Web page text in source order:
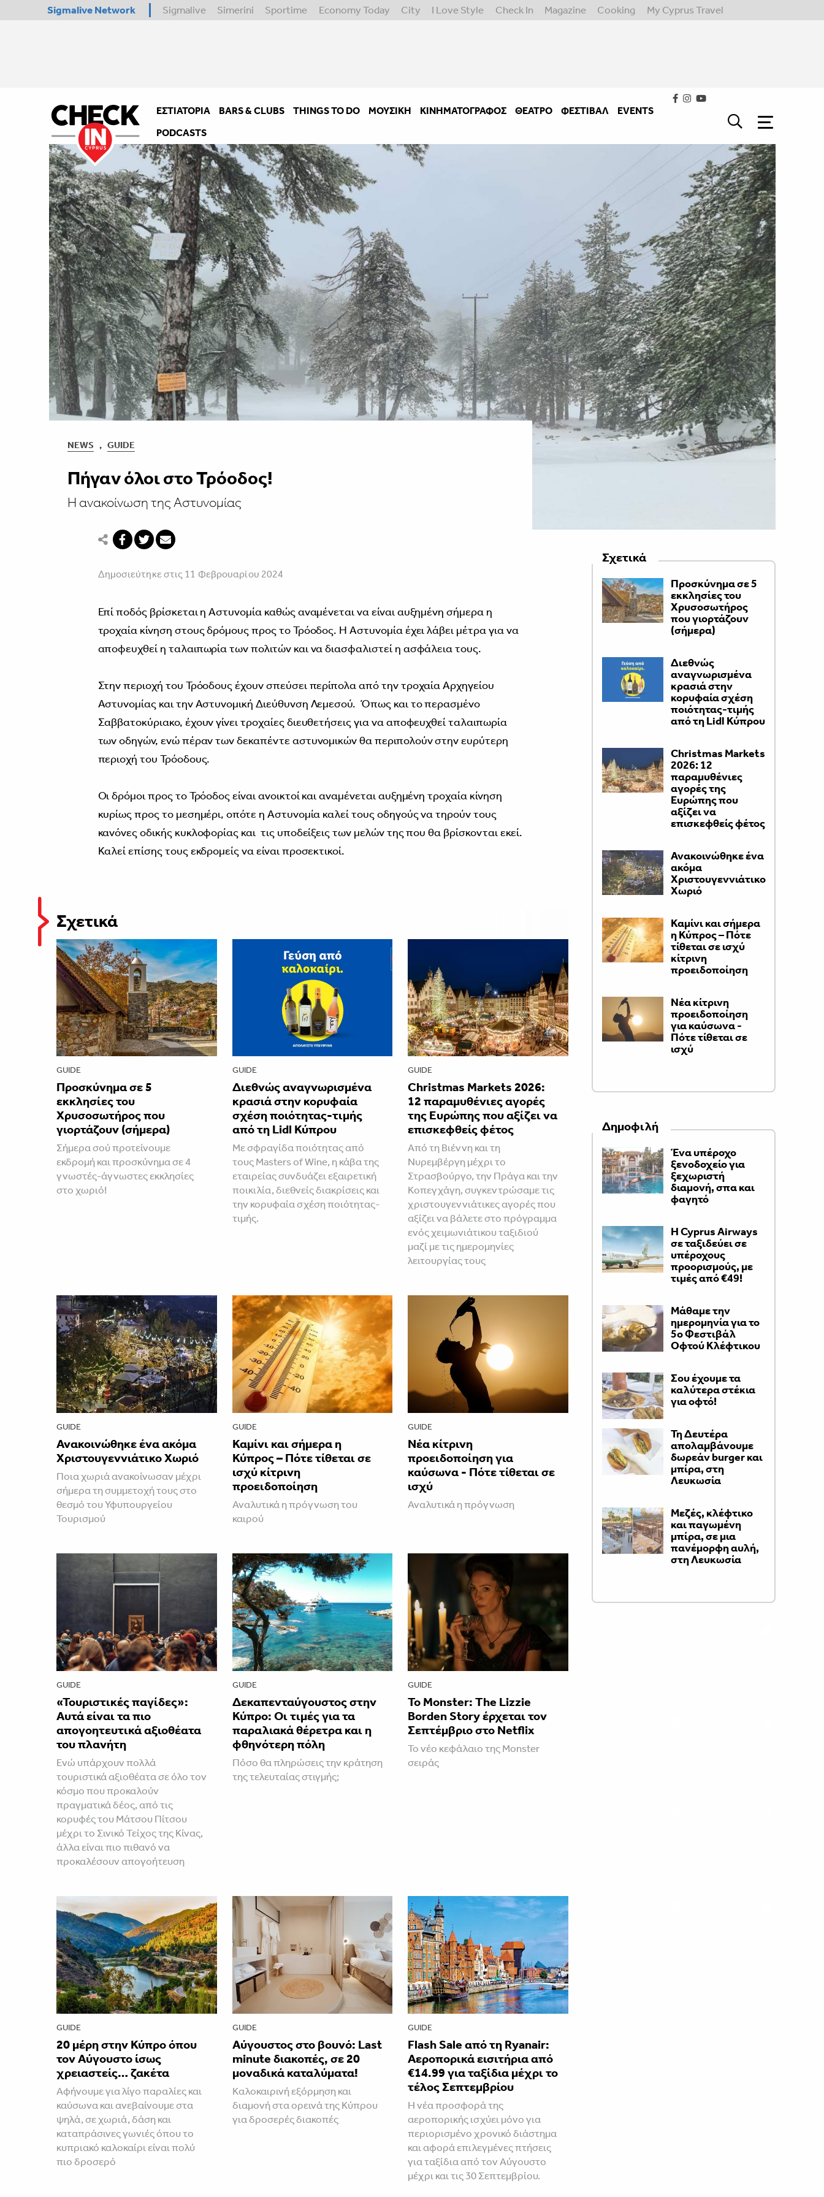
Sigmalive Network Sigmalive Simerini Sportime Economy Today City I Love Style Check In Magazine Cooking My Cyprus Travel
ΕΣΤΙΑΤΌΡΙΑ BARS & CLUBS THINGS TO DO ΜΟΥΣΙΚΉ ΚΙΝΗΜΑΤΟΓΡΆΦΟΣ ΘΈΑΤΡΟ ΦΕΣΤΙΒΑΛ
EVENTS
PODCASTS
NEWS , GUIDE
Πήγαν όλοι στο Τρόοδος!
Η ανακοίνωση της Αστυνομίας
Δημοσιεύτηκε στις 11 Φεβρουαρίου 2024
Επί ποδός βρίσκεται η Αστυνομία καθώς αναμένεται να είναι αυξημένη σήμερα η
τροχαία κίνηση στους δρόμους προς το Τρόοδος. Η Αστυνομία έχει λάβει μέτρα για να
αποφευχθεί η ταλαιπωρία των πολιτών και να διασφαλιστεί η ασφάλεια τους.
Στην περιοχή του Τρόοδους έχουν σπεύσει περίπολα από την τροχαία Αρχηγείου
Αστυνομίας και την Αστυνομική Διεύθυνση Λεμεσού. Όπως και το περασμένο
Σαββατοκύριακο, έχουν γίνει τροχαίες διευθετήσεις για να αποφευχθεί ταλαιπωρία
των οδηγών, ενώ πέραν των δεκαπέντε αστυνομικών θα περιπολούν στην ευρύτερη
περιοχή του Τρόοδους.
Οι δρόμοι προς το Τρόοδος είναι ανοικτοί και αναμένεται αυξημένη τροχαία κίνηση
κυρίως προς το μεσημέρι, οπότε η Αστυνομία καλεί τους οδηγούς να τηρούν τους
κανόνες οδικής κυκλοφορίας και τις υποδείξεις των μελών της που θα βρίσκονται εκεί.
Καλεί επίσης τους εκδρομείς να είναι προσεκτικοί.
Σχετικά
GUIDE
Προσκύνημα σε 5
εκκλησίες του
Χρυσοσωτήρος που
γιορτάζουν (σήμερα)
Σήμερα σού προτείνουμε
εκδρομή και προσκύνημα σε 4
γνωστές-άγνωστες εκκλησίες
στο χωριό!
GUIDE
Διεθνώς αναγνωρισμένα
κρασιά στην κορυφαία
σχέση ποιότητας-τιμής
από τη Lidl Κύπρου
Με σφραγίδα ποιότητας από
τους Masters of Wine, η κάβα της
εταιρείας συνδυάζει εξαιρετική
ποικιλία, διεθνείς διακρίσεις και
την κορυφαία σχέση ποιότητας-
τιμής.
GUIDE
Christmas Markets 2026:
12 παραμυθένιες αγορές
της Ευρώπης που αξίζει να
επισκεφθείς φέτος
Από τη Βιέννη και τη
Νυρεμβέργη μέχρι το
Στρασβούργο, την Πράγα και την
Κοπεγχάγη, συγκεντρώσαμε τις
χριστουγεννιάτικες αγορές που
αξίζει να βάλετε στο πρόγραμμα
ενός χειμωνιάτικου ταξιδιού
μαζί με τις ημερομηνίες
λειτουργίας τους
GUIDE
Ανακοινώθηκε ένα ακόμα
Χριστουγεννιάτικο Χωριό
Ποια χωριά ανακοίνωσαν μέχρι
σήμερα τη συμμετοχή τους στο
θεσμό του Υφυπουργείου
Τουρισμού
GUIDE
Καμίνι και σήμερα η
Κύπρος – Πότε τίθεται σε
ισχύ κίτρινη
προειδοποίηση
Αναλυτικά η πρόγνωση του
καιρού
GUIDE
Νέα κίτρινη
προειδοποίηση για
καύσωνα - Πότε τίθεται σε
ισχύ
Αναλυτικά η πρόγνωση
GUIDE
«Τουριστικές παγίδες»:
Αυτά είναι τα πιο
απογοητευτικά αξιοθέατα
του πλανήτη
Ενώ υπάρχουν πολλά
τουριστικά αξιοθέατα σε όλο τον
κόσμο που προκαλούν
πραγματικά δέος, από τις
κορυφές του Μάτσου Πίτσου
μέχρι το Σινικό Τείχος της Κίνας,
άλλα είναι πιο πιθανό να
προκαλέσουν απογοήτευση
GUIDE
Δεκαπενταύγουστος στην
Κύπρο: Οι τιμές για τα
παραλιακά θέρετρα και η
φθηνότερη πόλη
Πόσο θα πληρώσεις την κράτηση
της τελευταίας στιγμής;
GUIDE
Το Monster: The Lizzie
Borden Story έρχεται τον
Σεπτέμβριο στο Netflix
Το νέο κεφάλαιο της Monster
σειράς
GUIDE
20 μέρη στην Κύπρο όπου
τον Αύγουστο ίσως
χρειαστείς… ζακέτα
Αφήνουμε για λίγο παραλίες και
καύσωνα και ανεβαίνουμε στα
ψηλά, σε χωριά, δάση και
καταπράσινες γωνιές όπου το
κυπριακό καλοκαίρι είναι πολύ
πιο δροσερό
GUIDE
Aύγουστος στο βουνό: Last
minute διακοπές, σε 20
μοναδικά καταλύματα!
Καλοκαιρινή εξόρμηση και
διαμονή στα ορεινά της Κύπρου
για δροσερές διακοπές
GUIDE
Flash Sale από τη Ryanair:
Αεροπορικά εισιτήρια από
€14.99 για ταξίδια μέχρι το
τέλος Σεπτεμβρίου
Η νέα προσφορά της
αεροπορικής ισχύει μόνο για
περιορισμένο χρονικό διάστημα
και αφορά επιλεγμένες πτήσεις
για ταξίδια από τον Αύγουστο
μέχρι και τις 30 Σεπτεμβρίου.
Σχετικά
Προσκύνημα σε 5
εκκλησίες του
Χρυσοσωτήρος
που γιορτάζουν
(σήμερα)
Διεθνώς
αναγνωρισμένα
κρασιά στην
κορυφαία σχέση
ποιότητας-τιμής
από τη Lidl Κύπρου
Christmas Markets
2026: 12
παραμυθένιες
αγορές της
Ευρώπης που
αξίζει να
επισκεφθείς φέτος
Ανακοινώθηκε ένα
ακόμα
Χριστουγεννιάτικο
Χωριό
Καμίνι και σήμερα
η Κύπρος – Πότε
τίθεται σε ισχύ
κίτρινη
προειδοποίηση
Νέα κίτρινη
προειδοποίηση
για καύσωνα -
Πότε τίθεται σε
ισχύ
Δημοφιλή
Ένα υπέροχο
ξενοδοχείο για
ξεχωριστή
διαμονή, σπα και
φαγητό
H Cyprus Airways
σε ταξιδεύει σε
υπέροχους
προορισμούς, με
τιμές από €49!
Μάθαμε την
ημερομηνία για το
5ο Φεστιβάλ
Οφτού Κλέφτικου
Σου έχουμε τα
καλύτερα στέκια
για οφτό!
Τη Δευτέρα
απολαμβάνουμε
δωρεάν burger και
μπίρα, στη
Λευκωσία
Μεζές, κλέφτικο
και παγωμένη
μπίρα, σε μια
πανέμορφη αυλή,
στη Λευκωσία